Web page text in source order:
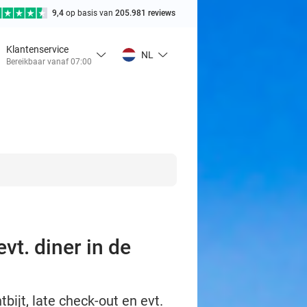
9,4 op basis van 205.981 reviews
Klantenservice
Bereikbaar vanaf 07:00
NL
diner in de
late check-out en evt.